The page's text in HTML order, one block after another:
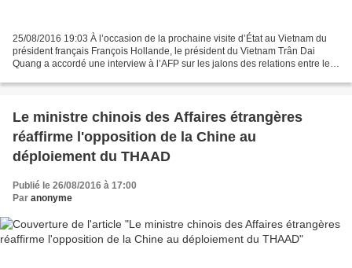
25/08/2016 19:03 À l’occasion de la prochaine visite d’État au Vietnam du
président français François Hollande, le président du Vietnam Trân Dai
Quang a accordé une interview à l’AFP sur les jalons ​des relations entre les
Le ministre chinois des Affaires étrangères
réaffirme l'opposition de la Chine au
déploiement du THAAD
Publié le 26/08/2016 à 17:00
Par anonyme